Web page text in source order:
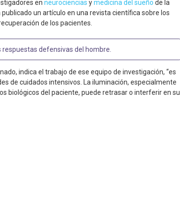
en neurociencias ymedicina del sueño de la
un artículo en una revista científica sobre los
de los pacientes.
respuestas defensivas del hombre
indica el trabajo de ese equipo de investigación, “es
de cuidados intensivos. La iluminación, especialmente
biológicos del paciente, puede retrasar o interferir en su